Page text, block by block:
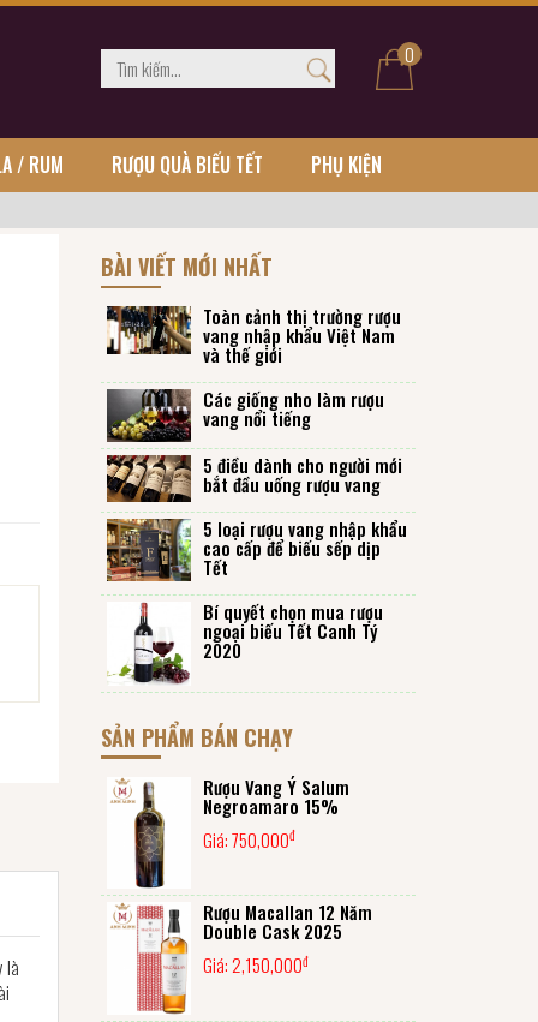
0
/ RUM RƯỢU QUÀ BIẾU TẾT PHỤ KIỆN
là
BÀI VIẾT MỚI NHẤT
Toàn cảnh thị trường rượu
vang nhập khẩu Việt Nam
và thế giới
Các giống nho làm rượu
vang nổi tiếng
5 điều dành cho người mới
bắt đầu uống rượu vang
5 loại rượu vang nhập khẩu
cao cấp để biếu sếp dịp
Tết
Bí quyết chọn mua rượu
ngoại biếu Tết Canh Tý
2020
SẢN PHẨM BÁN CHẠY
Rượu Vang Ý Salum
Negroamaro 15%
Giá:750,000đ
Rượu Macallan 12 Năm
Double Cask 2025
Giá: 2,150,000đ